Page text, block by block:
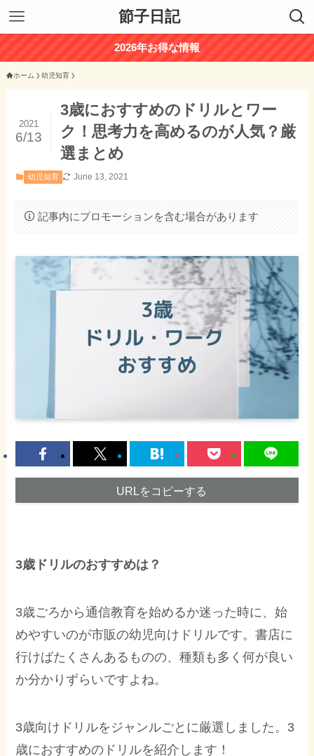
節子日記
2026年お得な情報
ホーム 幼児知育
3歳におすすめのドリルとワー
ク！思考力を高めるのが人気？厳
選まとめ
2021
6/13
幼児知育 June 13, 2021
記事内にプロモーションを含む場合があります
URLをコピーする
3歳ドリルのおすすめは？
3歳ごろから通信教育を始めるか迷った時に、始
めやすいのが市販の幼児向けドリルです。書店に
行けばたくさんあるものの、種類も多く何が良い
か分かりずらいですよね。
3歳向けドリルをジャンルごとに厳選しました。3
歳におすすめのドリルを紹介します！